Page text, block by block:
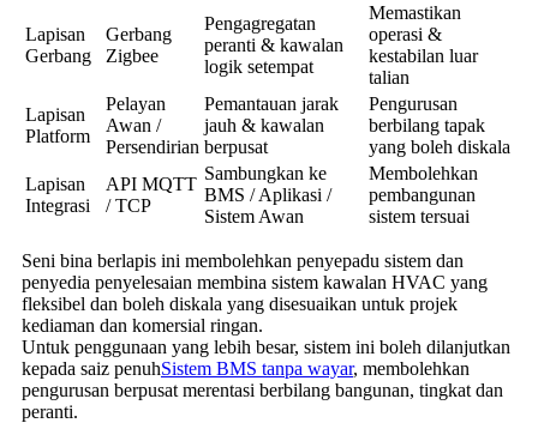
Lapisan
Gerbang
Gerbang
Zigbee
Pengagregatan
peranti & kawalan
logik setempat
Memastikan
operasi &
kestabilan luar
talian
Lapisan
Platform
Pelayan
Awan /
Persendirian
Pemantauan jarak
jauh & kawalan
berpusat
Pengurusan
berbilang tapak
yang boleh diskala
Lapisan
Integrasi
API MQTT
/ TCP
Sambungkan ke
BMS / Aplikasi /
Sistem Awan
Membolehkan
pembangunan
sistem tersuai
Seni bina berlapis ini membolehkan penyepadu sistem dan
penyedia penyelesaian membina sistem kawalan HVAC yang
fleksibel dan boleh diskala yang disesuaikan untuk projek
kediaman dan komersial ringan.
Untuk penggunaan yang lebih besar, sistem ini boleh dilanjutkan
kepada saiz penuhSistem BMS tanpa wayar, membolehkan
pengurusan berpusat merentasi berbilang bangunan, tingkat dan
peranti.